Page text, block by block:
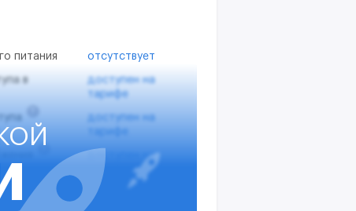
питания отсутствует
в
доступен на
тарифе
доступен на
тарифе
доступен на
тарифе
вводов
доступен на
тарифе